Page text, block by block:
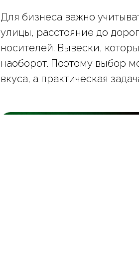
Для бизнеса важно
улицы, расстояние до
носителей. Вывески,
наоборот. Поэтому выбор
вкуса, а практическая